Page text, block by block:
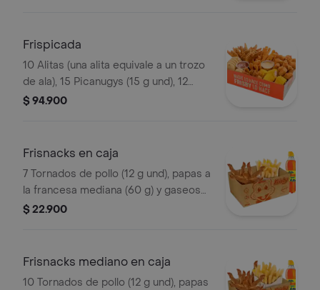
Frispicada
10 Alitas (una alita equivale a un trozo
de ala), 15 Picanugys (15 g und), 12
tornados de pollo (12 g und), 15
$ 94.900
Frisnacks en caja
7 Tornados de pollo (12 g und), papas a
la francesa mediana (60 g) y gaseosa
(470 ml)
$ 22.900
Frisnacks mediano en caja
10 Tornados de pollo (12 g und), papas